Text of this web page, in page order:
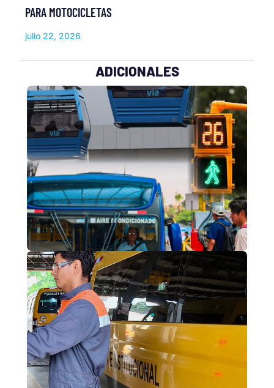
PARA MOTOCICLETAS
julio 22, 2026
ADICIONALES